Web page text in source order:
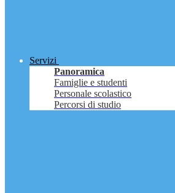
Servizi
Panoramica
Famiglie e studenti
Personale scolastico
Percorsi di studio